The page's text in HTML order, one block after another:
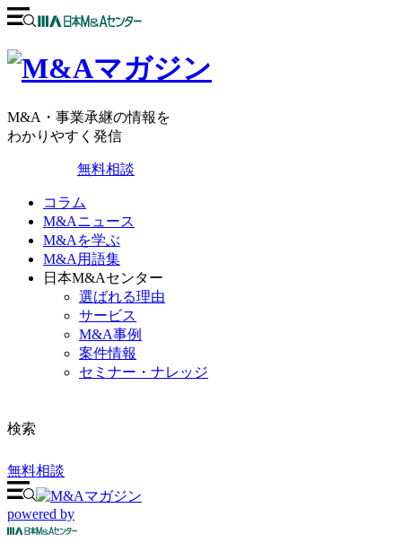
M&A・事業承継の情報を
わかりやすく発信
無料相談
コラム
M&Aニュース
M&Aを学ぶ
M&A用語集
日本M&Aセンター
選ばれる理由
サービス
M&A事例
案件情報
セミナー・ナレッジ
検索
無料相談
powered by